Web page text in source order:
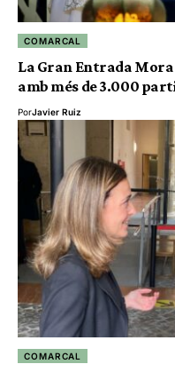
COMARCAL
La Gran Entrada
amb més de 3.000
PorJavier Ruiz
COMARCAL